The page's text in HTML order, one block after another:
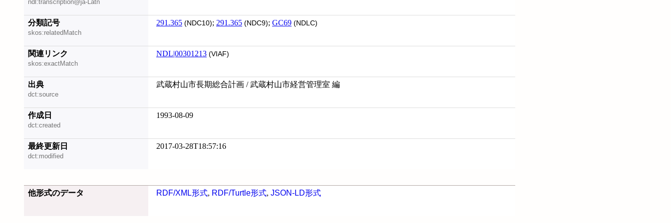
ndl:transcription@ja-Latn
分類記号
skos:relatedMatch
291.365 (NDC10); 291.365 (NDC9); GC69 (NDLC)
関連リンク
skos:exactMatch
NDL|00301213 (VIAF)
出典
dct:source
武蔵村山市長期総合計画 / 武蔵村山市経営管理室 編
作成日
dct:created
1993-08-09
最終更新日
dct:modified
2017-03-28T18:57:16
他形式のデータ RDF/XML形式, RDF/Turtle形式, JSON-LD形式